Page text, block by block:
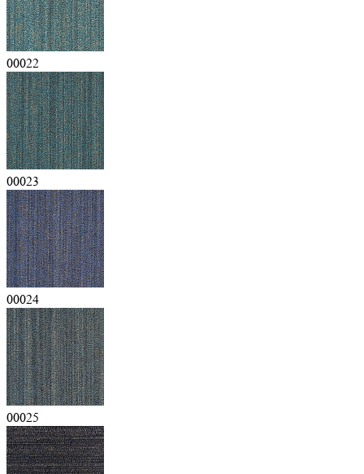
00022
00023
00024
00025